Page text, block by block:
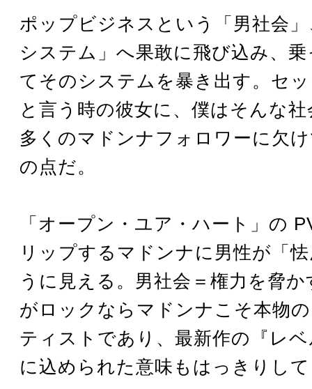
ポップビジネスという「男社会
システム」へ果敢に飛び込み、
てそのシステムを暴き出す。セ
と言う時の彼女に、僕はそんな
多くのマドンナフォロワーに欠
の点だ。
「オープン・ユア・ハート」の
リップするマドンナに男性が「
うに見える。男社会＝権力を脅
がロックならマドンナこそ本物
ティストであり、最新作の『レ
に込められた意味もはっきりし